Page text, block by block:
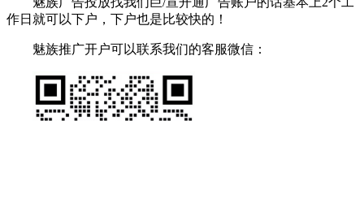
作日就可以下户，下户也是比较快的！
魅族推广开户可以联系我们的客服微信：